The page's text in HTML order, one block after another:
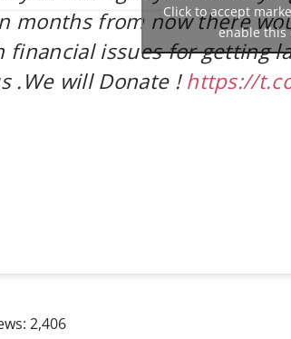
months from now there
financial issues for getting
.We will Donate !https://
Click to accept
enable this
2,406